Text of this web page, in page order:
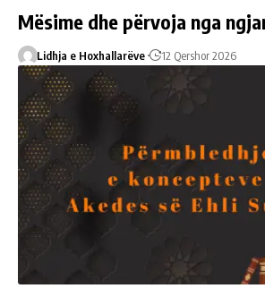
Mësime dhe përvoja nga
Lidhja e Hoxhallarëve 12 Qershor 2026